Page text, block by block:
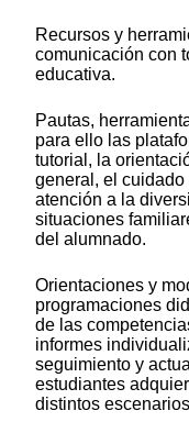
Recursos y
comunicación con
educativa.
Pautas,
para ello las
tutorial, la
general, el cuidado
atención a la
situaciones
del alumnado.
Orientaciones y
programaciones
de las
informes
seguimiento y
estudiantes
distintos